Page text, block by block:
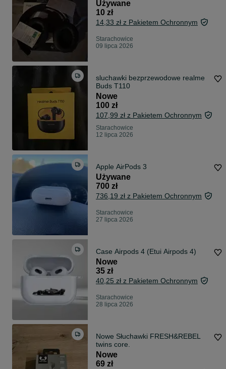
Używane
10 zł
14,33 zł z Pakietem Ochronnym
Starachowice
09 lipca 2026
sluchawki bezprzewodowe realme
Buds T110
Nowe
100 zł
107,99 zł z Pakietem Ochronnym
Starachowice
12 lipca 2026
Apple AirPods 3
Używane
700 zł
736,19 zł z Pakietem Ochronnym
Starachowice
27 lipca 2026
Case Airpods 4 (Etui Airpods 4)
Nowe
35 zł
40,25 zł z Pakietem Ochronnym
Starachowice
28 lipca 2026
Nowe Słuchawki FRESH&REBEL
twins core.
Nowe
69 zł